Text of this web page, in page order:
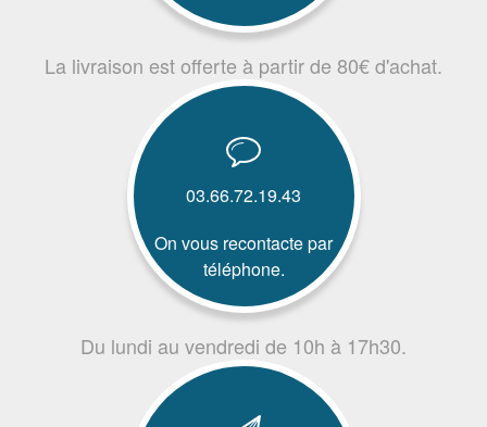
La livraison est offerte à partir de 80€ d'achat.
03.66.72.19.43
On vous recontacte par
téléphone.
Du lundi au vendredi de 10h à 17h30.